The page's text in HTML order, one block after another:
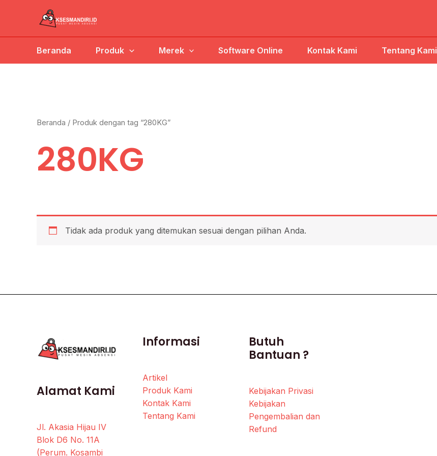
Beranda Produk Merek Software Online Kontak Kami Tentang Kami
Beranda / Produk dengan tag “280KG”
280KG
Tidak ada produk yang ditemukan sesuai dengan pilihan Anda.
Alamat Kami
Jl. Akasia Hijau IV
Blok D6 No. 11A
(Perum. Kosambi
Informasi
Artikel
Produk Kami
Kontak Kami
Tentang Kami
Butuh
Bantuan ?
Kebijakan Privasi
Kebijakan
Pengembalian dan
Refund